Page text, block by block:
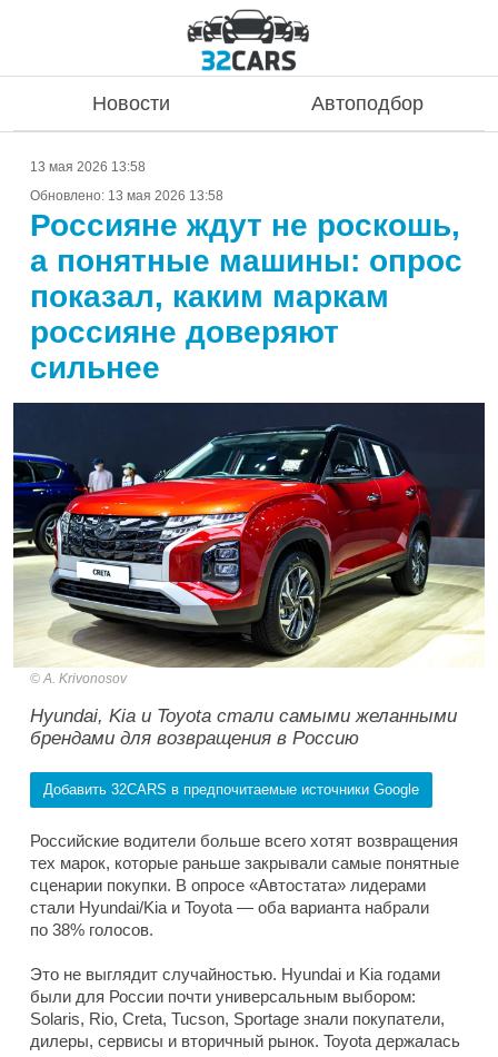
Новости Автоподбор
13 мая 2026 13:58
Обновлено: 13 мая 2026 13:58
Россияне ждут не роскошь,
а понятные машины: опрос
показал, каким маркам
россияне доверяют
сильнее
A. Krivonosov
Hyundai, Kia и Toyota стали самыми желанными
брендами для возвращения в Россию
Добавить 32CARS в предпочитаемые источники Google
Российские водители больше всего хотят возвращения
тех марок, которые раньше закрывали самые понятные
сценарии покупки. В опросе «Автостата» лидерами
стали Hyundai/Kia и Toyota — оба варианта набрали
по 38% голосов.
Это не выглядит случайностью. Hyundai и Kia годами
были для России почти универсальным выбором:
Solaris, Rio, Creta, Tucson, Sportage знали покупатели,
дилеры, сервисы и вторичный рынок. Toyota держалась